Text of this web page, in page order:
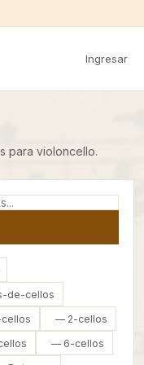
Ingresar
para violoncello.
de-cellos
— 2-cellos
— 6-cellos